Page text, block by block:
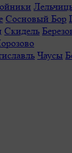
Сосновый Бор
Скидель
Чаусы